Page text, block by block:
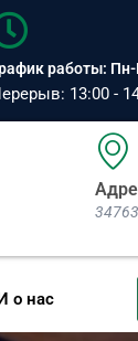
работы:
13:00 -
о нас